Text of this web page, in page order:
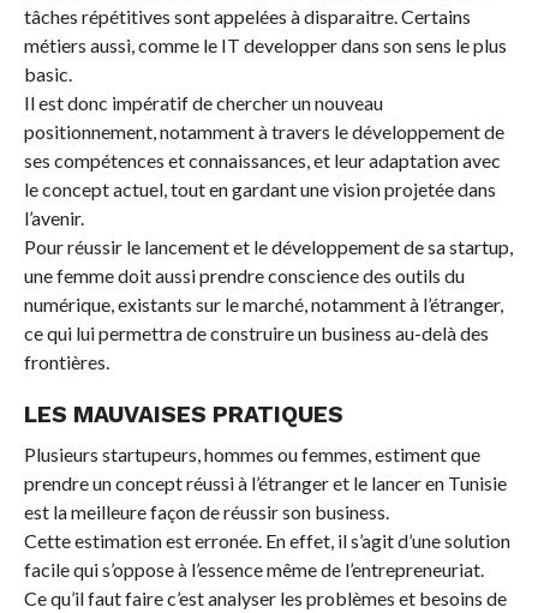
tâches répétitives sont appelées à disparaitre. Certains
métiers aussi, comme le IT developper dans son sens le plus
basic.
Il est donc impératif de chercher un nouveau
positionnement, notamment à travers le développement de
ses compétences et connaissances, et leur adaptation avec
le concept actuel, tout en gardant une vision projetée dans
l’avenir.
Pour réussir le lancement et le développement de sa startup,
une femme doit aussi prendre conscience des outils du
numérique, existants sur le marché, notamment à l’étranger,
ce qui lui permettra de construire un business au-delà des
frontières.
LES MAUVAISES PRATIQUES
Plusieurs startupeurs, hommes ou femmes, estiment que
prendre un concept réussi à l’étranger et le lancer en Tunisie
est la meilleure façon de réussir son business.
Cette estimation est erronée. En effet, il s’agit d’une solution
facile qui s’oppose à l’essence même de l’entrepreneuriat.
Ce qu’il faut faire c’est analyser les problèmes et besoins de